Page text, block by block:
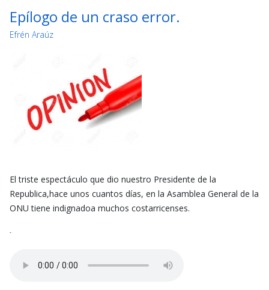
Epílogo de un craso error.
Efrén Araúz
El triste espectáculo que dio nuestro Presidente de la
Republica,hace unos cuantos días, en la Asamblea General de la
ONU tiene indignadoa muchos costarricenses.
-